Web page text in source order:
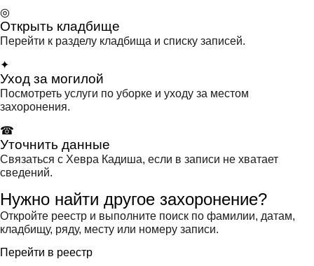
◎
Открыть кладбище
Перейти к разделу кладбища и списку записей.
✦
Уход за могилой
Посмотреть услуги по уборке и уходу за местом
захоронения.
☎
Уточнить данные
Связаться с Хевра Кадиша, если в записи не хватает
сведений.
Нужно найти другое захоронение?
Откройте реестр и выполните поиск по фамилии, датам,
кладбищу, ряду, месту или номеру записи.
Перейти в реестр